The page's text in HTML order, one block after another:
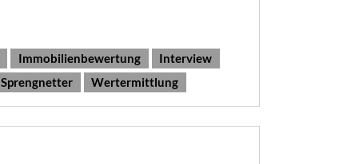
Immobilienbewertung
Interview
Sprengnetter Wertermittlung